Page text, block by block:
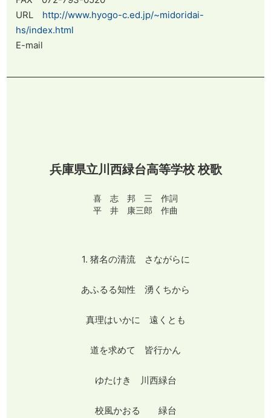
URL http://www.hyogo-c.ed.jp/~midoridai-
hs/index.html
E-mail
兵庫県立川西緑台高等学校 校歌
喜 志 邦 三 作詞
平 井 康三郎 作曲
1. 猪名の清流 さながらに
あふるる知性 湧くちから
真理はいかに 遠くとも
道を求めて 皆行かん
ゆたけき 川西緑台
校風かおる 緑台